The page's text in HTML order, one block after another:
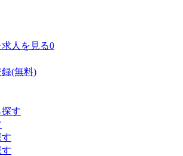
人を見る0
(無料)
す